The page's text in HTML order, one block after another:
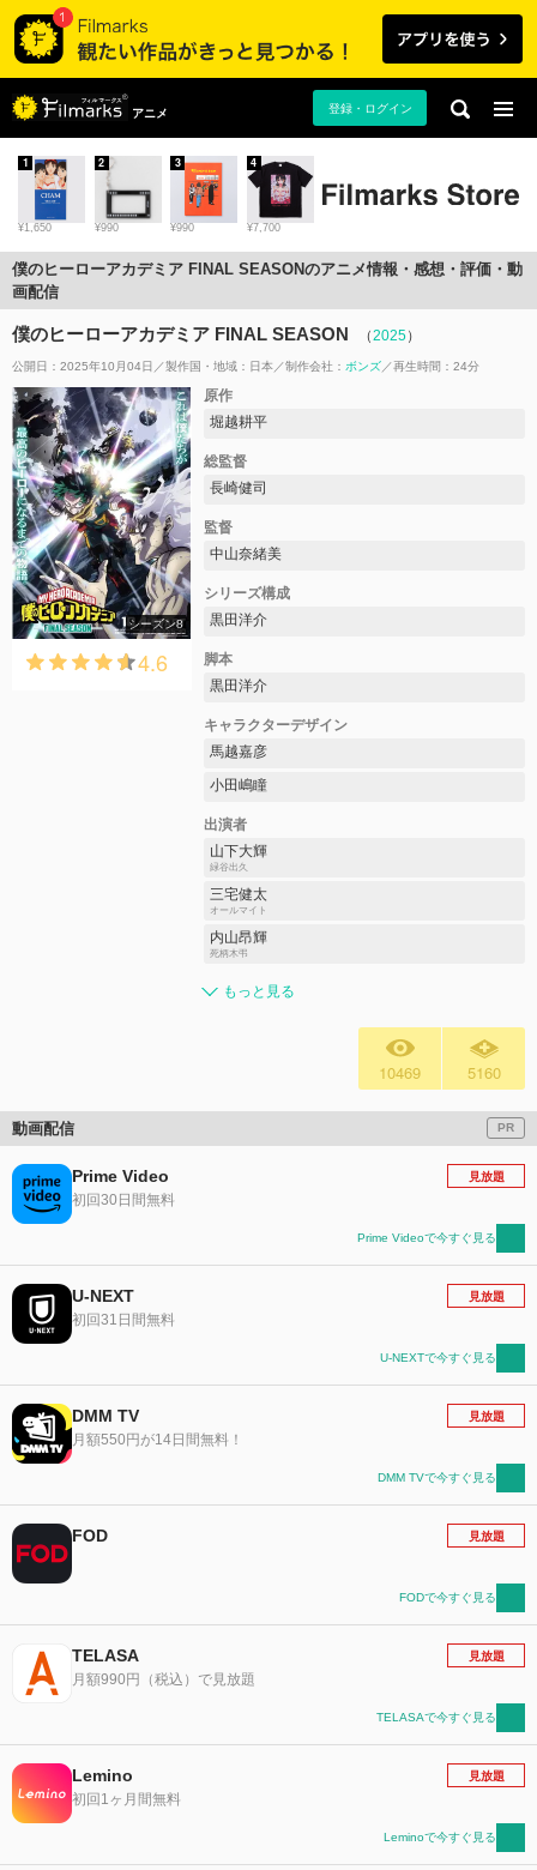
アニメ 登録・ログイン
¥1,650
1
¥990
2
¥990
3
¥7,700
4
僕のヒーローアカデミア FINAL SEASONのアニメ情報・感想・評価・動
画配信
僕のヒーローアカデミア FINAL SEASON （2025）
公開日：2025年10月04日 製作国・地域： 日本 制作会社： ボンズ 再生時間：24分
シーズン8
4.6
原作
堀越耕平
総監督
長崎健司
監督
中山奈緒美
シリーズ構成
黒田洋介
脚本
黒田洋介
キャラクターデザイン
馬越嘉彦
小田嶋瞳
出演者
山下大輝
緑谷出久
三宅健太
オールマイト
内山昂輝
死柄木弔
もっと見る
10469 5160
動画配信 PR
Prime Video
初回30日間無料
見放題
Prime Videoで今すぐ見る
U-NEXT
初回31日間無料
見放題
U-NEXTで今すぐ見る
DMM TV
月額550円が14日間無料！
見放題
DMM TVで今すぐ見る
FOD 見放題
FODで今すぐ見る
TELASA
月額990円（税込）で見放題
見放題
TELASAで今すぐ見る
Lemino
初回1ヶ月間無料
見放題
Leminoで今すぐ見る